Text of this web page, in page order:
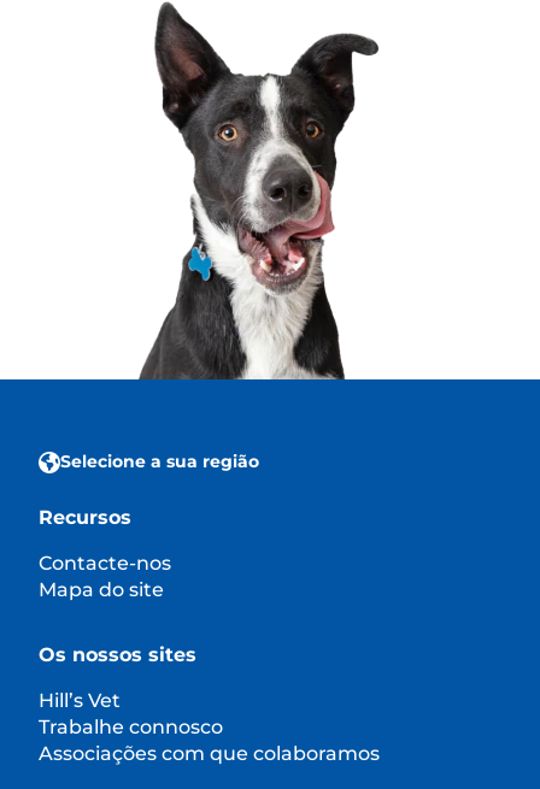
Selecione a sua região
Recursos
Contacte-nos
Mapa do site
Os nossos sites
Hill’s Vet
Trabalhe connosco
Associações com que colaboramos